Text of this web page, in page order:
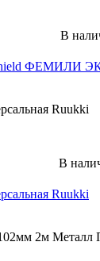
В
ФЕМИЛИ
Ruukki
В
Ruukki
2м